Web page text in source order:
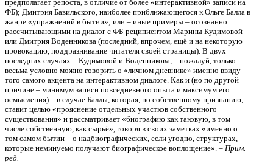
предполагает репоста, в отличие от более «интерактивной» записи на
ФБ); Дмитрия Бавильского, наиболее приближающегося к Ольге Балла в
жанре «упражнений в бытии»; или – иные примеры – осознанно
рассчитывающими на диалог с ФБ-реципиентом Марины Кудимовой
или Дмитрия Воденникова (последний, впрочем, ещё и на некоторую
провокацию, поддразнивание читателя своей страницы). В двух
последних случаях – Кудимовой и Воденникова, – пожалуй, только
весьма условно можно говорить о «личном дневнике» именно ввиду
того самого акцента на интерактивном диалоге. Как и (но по другой
причине – минимум записи повседневного опыта и максимум его
осмысления) – в случае Баллы, которая, по собственному признанию,
ставит целью «прояснение отдельных участков собственного
существования» и рассматривает «биографию как таковую, в том
числе собственную, как сырьё», говоря в своих заметках «именно о
том самом бытии – о надбиографических, если угодно, структурах,
которые неминуемо получают биографическое воплощение». – Прим.
ред.